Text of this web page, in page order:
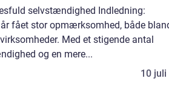
selvstændighed Indledning:
fået stor opmærksomhed, både
Med et stigende antal
og en mere...
10 juli